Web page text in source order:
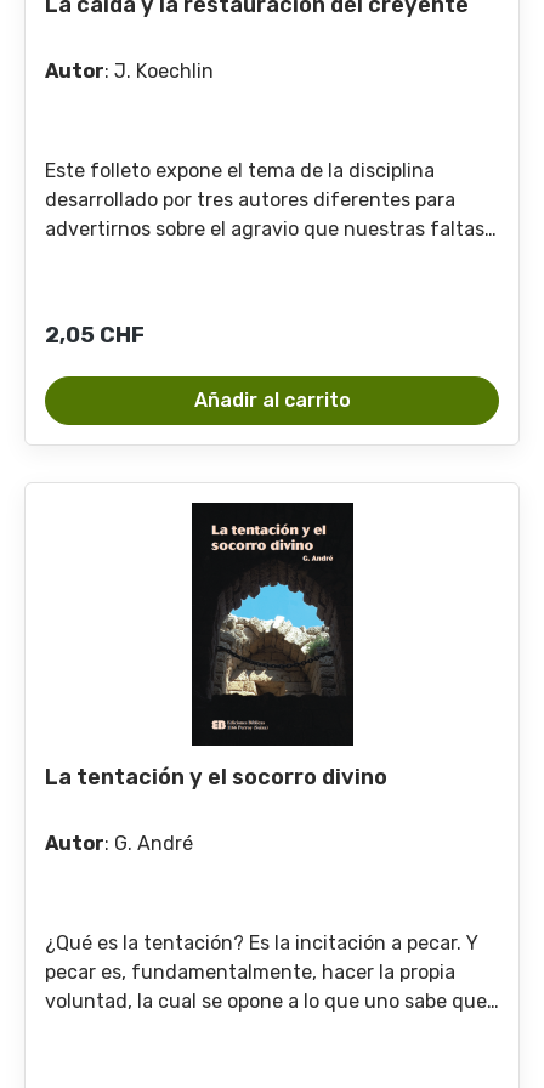
Autor: J. Koechlin
Este folleto expone el tema de la disciplina
desarrollado por tres autores diferentes para
advertirnos sobre el agravio que nuestras faltas
nuevamente de la comunión con el Señor. Que
estas páginas sirvan de ayuda al lector para
comprender los diferentes aspectos y la
importancia de este tema.
Precio normal:
2,05 CHF
Añadir al carrito
La tentación y el socorro divino
Autor: G. André
¿Qué es la tentación? Es la incitación a pecar. Y
pecar es, fundamentalmente, hacer la propia
voluntad, la cual se opone a lo que uno sabe que